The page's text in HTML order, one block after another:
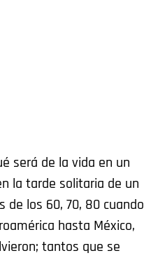
será de la vida en un
la tarde solitaria de un
de los 60, 70, 80 cuando
hasta México,
tantos que se